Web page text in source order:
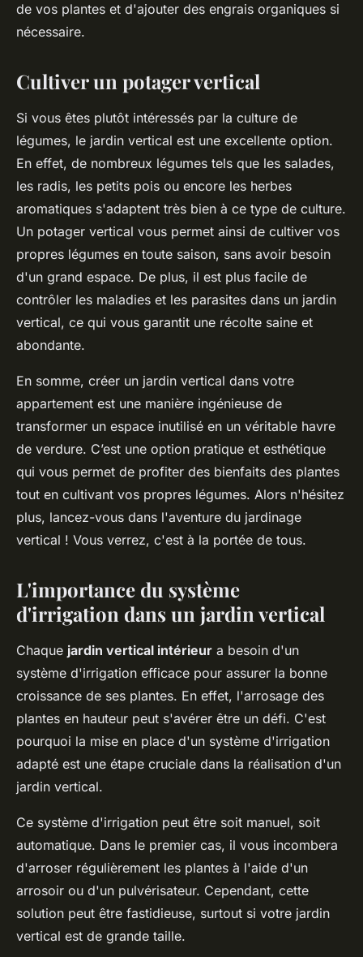
de vos plantes et d'ajouter des engrais organiques si
nécessaire.
Cultiver un potager vertical
Si vous êtes plutôt intéressés par la culture de
légumes, le jardin vertical est une excellente option.
En effet, de nombreux légumes tels que les salades,
les radis, les petits pois ou encore les herbes
aromatiques s'adaptent très bien à ce type de culture.
Un potager vertical vous permet ainsi de cultiver vos
propres légumes en toute saison, sans avoir besoin
d'un grand espace. De plus, il est plus facile de
contrôler les maladies et les parasites dans un jardin
vertical, ce qui vous garantit une récolte saine et
abondante.
En somme, créer un jardin vertical dans votre
appartement est une manière ingénieuse de
transformer un espace inutilisé en un véritable havre
de verdure. C’est une option pratique et esthétique
qui vous permet de profiter des bienfaits des plantes
tout en cultivant vos propres légumes. Alors n'hésitez
plus, lancez-vous dans l'aventure du jardinage
vertical ! Vous verrez, c'est à la portée de tous.
L'importance du système
d'irrigation dans un jardin vertical
Chaque jardin vertical intérieur a besoin d'un
système d'irrigation efficace pour assurer la bonne
croissance de ses plantes. En effet, l'arrosage des
plantes en hauteur peut s'avérer être un défi. C'est
pourquoi la mise en place d'un système d'irrigation
adapté est une étape cruciale dans la réalisation d'un
jardin vertical.
Ce système d'irrigation peut être soit manuel, soit
automatique. Dans le premier cas, il vous incombera
d'arroser régulièrement les plantes à l'aide d'un
arrosoir ou d'un pulvérisateur. Cependant, cette
solution peut être fastidieuse, surtout si votre jardin
vertical est de grande taille.